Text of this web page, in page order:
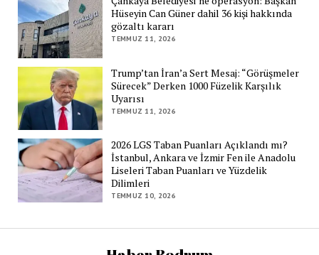
Hüseyin Can Güner dahil 36 kişi hakkında
gözaltı kararı
TEMMUZ 11, 2026
Trump’tan İran’a Sert Mesaj: “Görüşmeler
Sürecek” Derken 1000 Füzelik Karşılık
Uyarısı
TEMMUZ 11, 2026
2026 LGS Taban Puanları Açıklandı mı?
İstanbul, Ankara ve İzmir Fen ile Anadolu
Liseleri Taban Puanları ve Yüzdelik
Dilimleri
TEMMUZ 10, 2026